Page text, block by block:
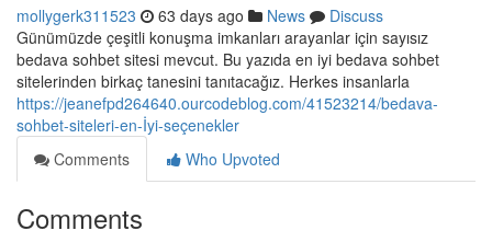
mollygerk311523 63 days ago News
Discuss
Günümüzde çeşitli konuşma imkanları arayanlar için sayısız
bedava sohbet sitesi mevcut. Bu yazıda en iyi bedava sohbet
sitelerinden birkaç tanesini tanıtacağız. Herkes insanlarla
https://jeanefpd264640.ourcodeblog.com/41523214/bedava-
sohbet-siteleri-en-İyi-seçenekler
Comments
Who Upvoted
Comments